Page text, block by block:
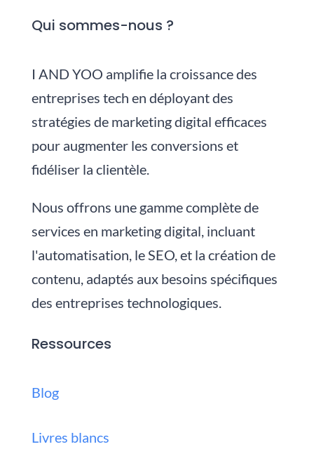
Qui sommes-nous ?
I AND YOO amplifie la croissance des
entreprises tech en déployant des
stratégies de marketing digital efficaces
pour augmenter les conversions et
fidéliser la clientèle.
Nous offrons une gamme complète de
services en marketing digital, incluant
l'automatisation, le SEO, et la création de
contenu, adaptés aux besoins spécifiques
des entreprises technologiques.
Ressources
Blog
Livres blancs